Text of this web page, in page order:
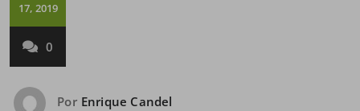
17, 2019
0
Por Enrique Candel